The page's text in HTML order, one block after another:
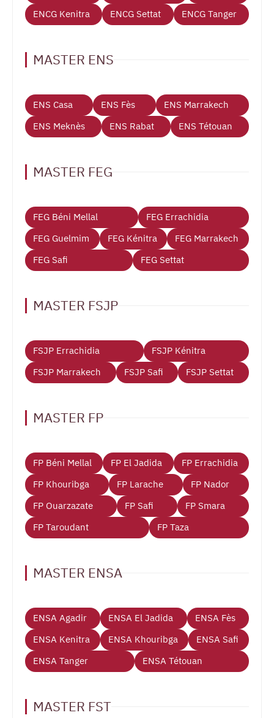
ENCG Kenitra
ENCG Settat ENCG Tanger
MASTER ENS
ENS Casa ENS Fès
ENS Marrakech
ENS Meknès
ENS Rabat ENS Tétouan
MASTER FEG
FEG Béni Mellal
FEG Errachidia
FEG Guelmim
FEG Kénitra
FEG Marrakech
FEG Safi
FEG Settat
MASTER FSJP
FSJP Errachidia
FSJP Kénitra
FSJP Marrakech
FSJP Safi FSJP Settat
MASTER FP
FP Béni Mellal FP El Jadida
FP Errachidia
FP Khouribga
FP Larache
FP Nador
FP Ouarzazate
FP Safi
FP Smara
FP Taroudant
FP Taza
MASTER ENSA
ENSA Agadir ENSA El Jadida
ENSA Fès
ENSA Kenitra
ENSA Khouribga
ENSA Safi
ENSA Tanger
ENSA Tétouan
MASTER FST